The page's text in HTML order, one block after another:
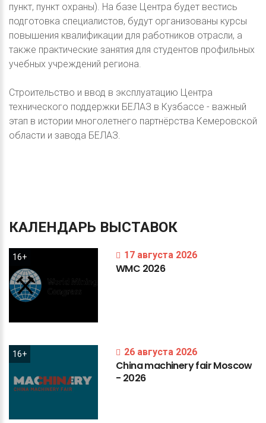
пункт, пункт охраны). На базе Центра будет вестись
подготовка специалистов, будут организованы курсы
повышения квалификации для работников отрасли, а
также практические занятия для студентов профильных
учебных учреждений региона.
Строительство и ввод в эксплуатацию Центра
технического поддержки БЕЛАЗ в Кузбассе - важный
этап в истории многолетнего партнёрства Кемеровской
области и завода БЕЛАЗ.
КАЛЕНДАРЬ ВЫСТАВОК
16+ 17 августа 2026
WMC 2026
16+ 26 августа 2026
ChinamachineryfairMoscow
- 2026